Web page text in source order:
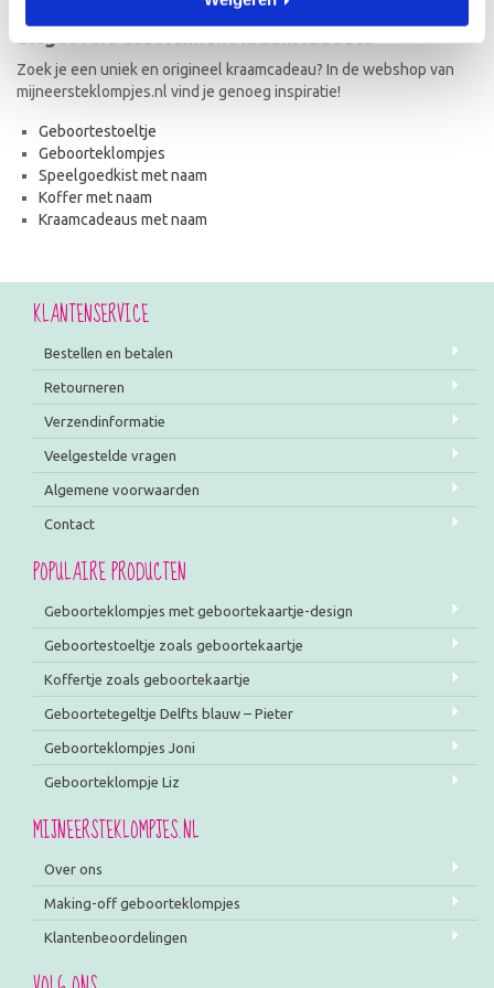
Zoek je een uniek en origineel kraamcadeau? In de webshop van
mijneersteklompjes.nl vind je genoeg inspiratie!
Geboortestoeltje
Geboorteklompjes
Speelgoedkist met naam
Koffer met naam
Kraamcadeaus met naam
KLANTENSERVICE
Bestellen en betalen
Retourneren
Verzendinformatie
Veelgestelde vragen
Algemene voorwaarden
Contact
POPULAIRE PRODUCTEN
Geboorteklompjes met geboortekaartje-design
Geboortestoeltje zoals geboortekaartje
Koffertje zoals geboortekaartje
Geboortetegeltje Delfts blauw – Pieter
Geboorteklompjes Joni
Geboorteklompje Liz
MIJNEERSTEKLOMPJES.NL
Over ons
Making-off geboorteklompjes
Klantenbeoordelingen